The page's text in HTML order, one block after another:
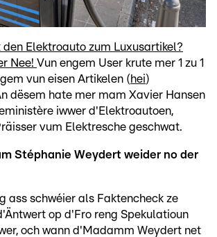
den Elektroauto zum Luxusartikel?
Nee! Vun engem User krute mer 1 zu 1
vun eisen Artikelen (hei)
dësem hate mer mam Xavier Hansen
iwwer d'Elektroautoen,
vum Elektresche geschwat.
Stéphanie Weydert weider no der
ass schwéier als Faktencheck ze
op d'Fro reng Spekulatioun
och wann d'Madamm Weydert net